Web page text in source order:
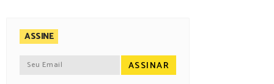
ASSINE